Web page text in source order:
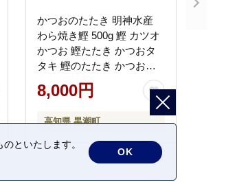
かつおのたたき 明神水産
わら焼き鰹 500g 鰹 カツオ
かつお 鰹たたき かつおタ
タキ 鰹のたたき かつおの
タタキ 藁焼き わら焼き 魚
さかな 海鮮 刺身 お刺身 冷
凍 ご家庭用 グルメ 特産品
ご当地 本場 高知 黒潮町 ギ
フト 贈答品 人気 返礼品 ふ
るさと納税 魚介類 高知県
8,000円
高知県 黒潮町
といたします。
OK